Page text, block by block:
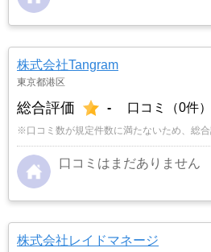
株式会社Tangram
東京都港区
総合評価 - 口コミ（0件）
※口コミ数が規定件数に満たないため、総合
口コミはまだありません
株式会社レイドマネージ